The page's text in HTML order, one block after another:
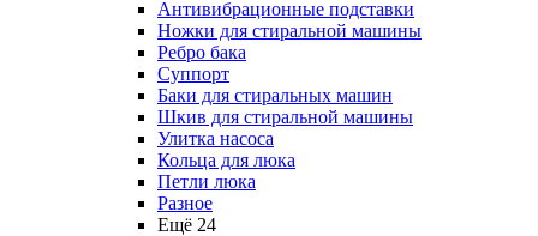
Антивибрационные подставки
Ножки для стиральной машины
Ребро бака
Суппорт
Баки для стиральных машин
Шкив для стиральной машины
Улитка насоса
Кольца для люка
Петли люка
Разное
Ещё 24